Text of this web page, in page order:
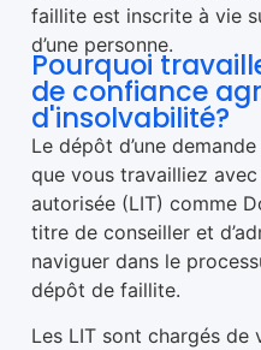
faillite est inscrite à vie
d’une personne.
Pourquoi
de confiance
d'insolvabilité?
Le dépôt d’une
que vous travailliez
autorisée (LIT) comme
titre de conseiller et
naviguer dans le
dépôt de faillite.
Les LIT sont chargés de